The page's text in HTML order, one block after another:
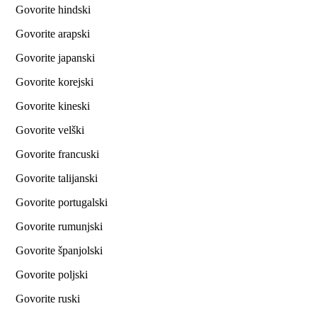
Govorite hindski
Govorite arapski
Govorite japanski
Govorite korejski
Govorite kineski
Govorite velški
Govorite francuski
Govorite talijanski
Govorite portugalski
Govorite rumunjski
Govorite španjolski
Govorite poljski
Govorite ruski